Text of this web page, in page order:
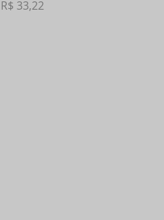
Preço
R$ 33,22